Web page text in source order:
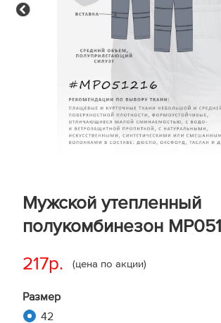
Мужской утепленный
полукомбинезон
217р. (цена по акции)
Размер
42